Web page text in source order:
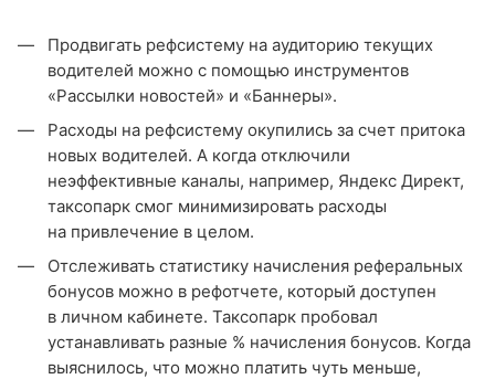
Продвигать рефсистему на аудиторию текущих
водителей можно с помощью инструментов
«Рассылки новостей» и «Баннеры».
Расходы на рефсистему окупились за счет притока
новых водителей. А когда отключили
неэффективные каналы, например, Яндекс Директ,
таксопарк смог минимизировать расходы
на привлечение в целом.
Отслеживать статистику начисления реферальных
бонусов можно в рефотчете, который доступен
в личном кабинете. Таксопарк пробовал
устанавливать разные % начисления бонусов. Когда
выяснилось, что можно платить чуть меньше,